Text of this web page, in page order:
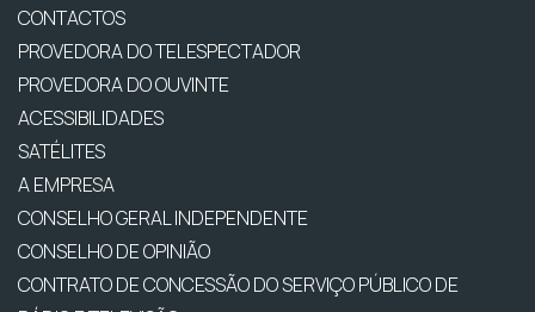
CONTACTOS
PROVEDORA DO TELESPECTADOR
PROVEDORA DO OUVINTE
ACESSIBILIDADES
SATÉLITES
A EMPRESA
CONSELHO GERAL INDEPENDENTE
CONSELHO DE OPINIÃO
CONTRATO DE CONCESSÃO DO SERVIÇO PÚBLICO DE